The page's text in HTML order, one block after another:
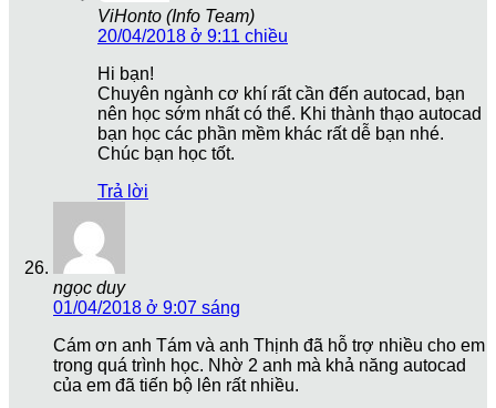
ViHonto (Info Team)
20/04/2018 ở 9:11 chiều
Hi bạn!
Chuyên ngành cơ khí rất cần đến autocad, bạn
nên học sớm nhất có thể. Khi thành thạo autocad
bạn học các phần mềm khác rất dễ bạn nhé.
Chúc bạn học tốt.
Trả lời
ngọc duy
01/04/2018 ở 9:07 sáng
Cám ơn anh Tám và anh Thịnh đã hỗ trợ nhiều cho em
trong quá trình học. Nhờ 2 anh mà khả năng autocad
của em đã tiến bộ lên rất nhiều.